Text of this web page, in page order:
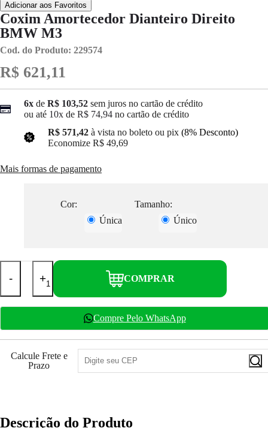
Adicionar aos Favoritos
Coxim Amortecedor Dianteiro Direito
BMW M3
Cod. do Produto: 229574
R$ 621,11
6x de R$ 103,52 sem juros no cartão de crédito
ou até 10x de R$ 74,94 no cartão de crédito
R$ 571,42 à vista no boleto ou pix (8% Desconto)
Economize R$ 49,69
Mais formas de pagamento
Cor:
Única
Tamanho:
Único
- + COMPRAR
Compre Pelo WhatsApp
Calcule Frete e
Prazo
Descrição do Produto